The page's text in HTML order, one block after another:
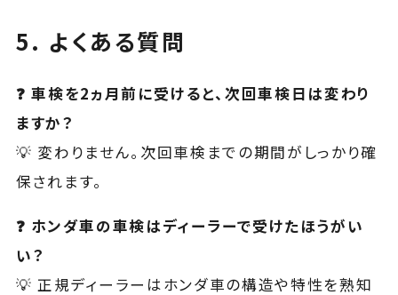
5. よくある質問
❓ 車検を2ヵ月前に受けると、次回車検日は変わり
ますか？
💡 変わりません。次回車検までの期間がしっかり確
保されます。
❓ ホンダ車の車検はディーラーで受けたほうがい
い？
💡 正規ディーラーはホンダ車の構造や特性を熟知